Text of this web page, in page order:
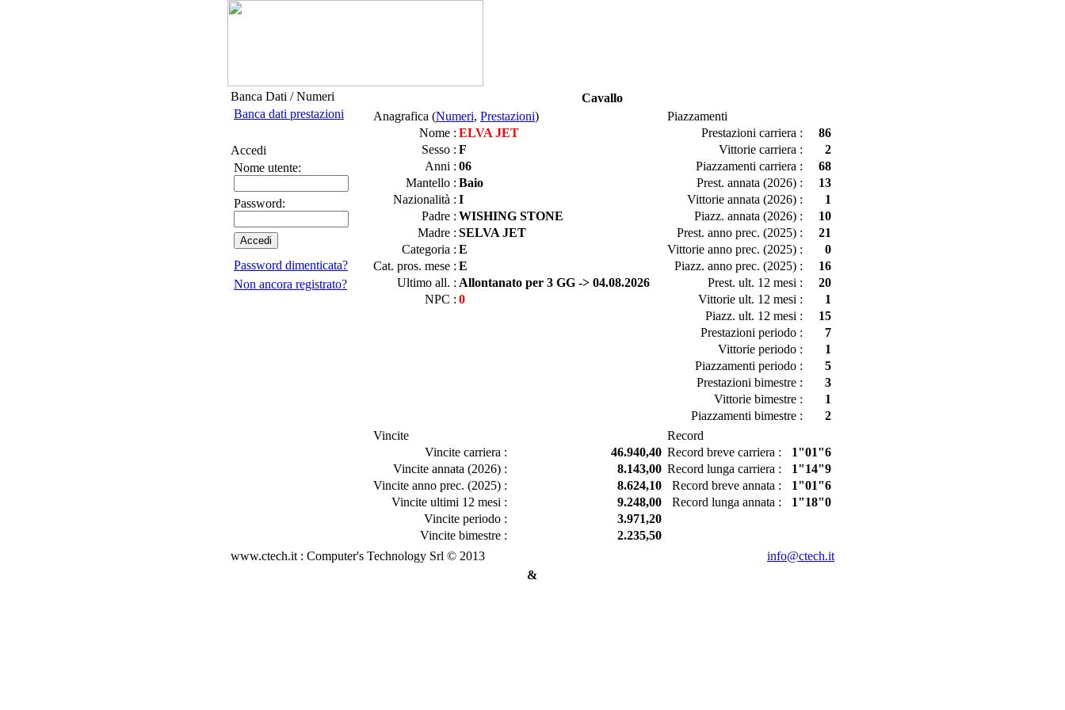
Banca Dati / Numeri
Banca dati prestazioni
Accedi
Nome utente:
Password:
Password dimenticata?
Non ancora registrato?
Cavallo
Anagrafica (Numeri, Prestazioni)
Nome : ELVA JET
Sesso : F
Anni : 06
Mantello : Baio
Nazionalità : I
Padre : WISHING STONE
Madre : SELVA JET
Categoria : E
Cat. pros. mese : E
Ultimo all. : Allontanato per 3 GG -> 04.08.2026
NPC : 0
Piazzamenti
Prestazioni carriera :
86
Vittorie carriera :
2
Piazzamenti carriera :
68
Prest. annata (2026) :
13
Vittorie annata (2026) :
1
Piazz. annata (2026) :
10
Prest. anno prec. (2025) :
21
Vittorie anno prec. (2025) :
0
Piazz. anno prec. (2025) :
16
Prest. ult. 12 mesi :
20
Vittorie ult. 12 mesi :
1
Piazz. ult. 12 mesi :
15
Prestazioni periodo :
7
Vittorie periodo :
1
Piazzamenti periodo :
5
Prestazioni bimestre :
3
Vittorie bimestre :
1
Piazzamenti bimestre :
2
Vincite
Vincite carriera :
46.940,40
Vincite annata (2026) :
8.143,00
Vincite anno prec. (2025) :
8.624,10
Vincite ultimi 12 mesi :
9.248,00
Vincite periodo :
3.971,20
Vincite bimestre :
2.235,50
Record
Record breve carriera :
1"01"6
Record lunga carriera :
1"14"9
Record breve annata :
1"01"6
Record lunga annata :
1"18"0
www.ctech.it : Computer's Technology Srl © 2013
info@ctech.it
&